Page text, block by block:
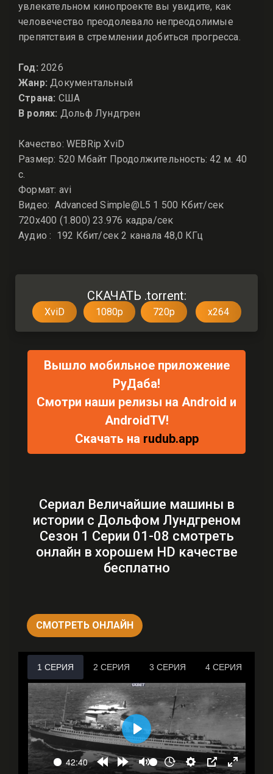
увлекательном кинопроекте вы увидите, как
человечество преодолевало непреодолимые
препятствия в стремлении добиться прогресса.
Год: 2026
Жанр: Документальный
Страна: США
В ролях: Дольф Лундгрен
Качество: WEBRip XviD
Размер: 520 Мбайт Продолжительность: 42 м. 40
с.
Формат: avi
Видео: Advanced Simple@L5 1 500 Кбит/сек
720x400 (1.800) 23.976 кадра/сек
Аудио : 192 Кбит/сек 2 канала 48,0 КГц
СКАЧАТЬ .torrent:
XviD 1080p 720p x264
Вышло мобильное приложение
РуДаба!
Смотри наши релизы на Android и
AndroidTV!
Скачать на rudub.app
Сериал Величайшие машины в
истории с Дольфом Лундгреном
Сезон 1 Серии 01-08 смотреть
онлайн в хорошем HD качестве
бесплатно
СМОТРЕТЬ ОНЛАЙН